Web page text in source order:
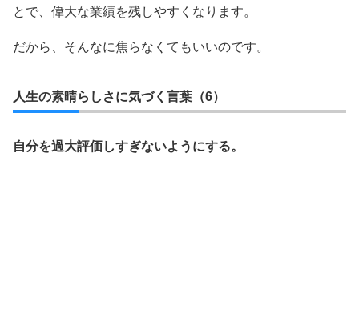
とで、偉大な業績を残しやすくなります。
だから、そんなに焦らなくてもいいのです。
人生の素晴らしさに気づく言葉（6）
自分を過大評価しすぎないようにする。